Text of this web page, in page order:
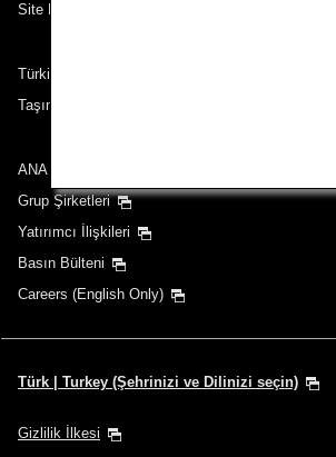
Site Haritası
Türkiye çıkışlı güzergahlardaki yolcular
Taşıma Koşulları
ANA Group
Grup Şirketleri
Yatırımcı İlişkileri
Basın Bülteni
Careers (English Only)
Türk | Turkey (Şehrinizi ve Dilinizi seçin)
Gizlilik İlkesi